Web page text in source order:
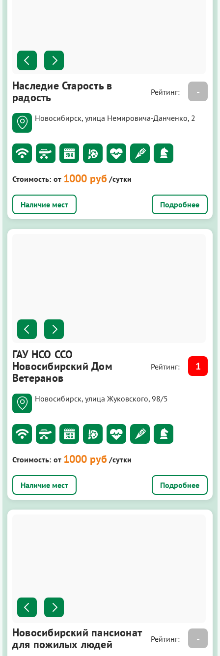
Наследие Старость в
радость
Рейтинг: -
Новосибирск, улица Немировича-Данченко, 2
Стоимость: от 1000 руб /сутки
Подробнее
ГАУ НСО ССО
Новосибирский Дом
Ветеранов
Рейтинг: 1
Новосибирск, улица Жуковского, 98/5
Стоимость: от 1000 руб /сутки
Подробнее
Новосибирский пансионат
для пожилых людей
Рейтинг: -